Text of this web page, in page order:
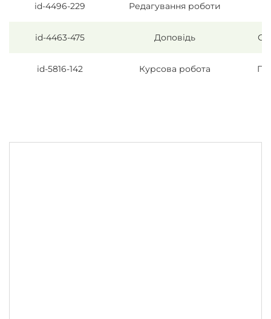
id-4496-229 Редагування роботи
id-4463-475 Доповідь
id-5816-142 Курсова робота